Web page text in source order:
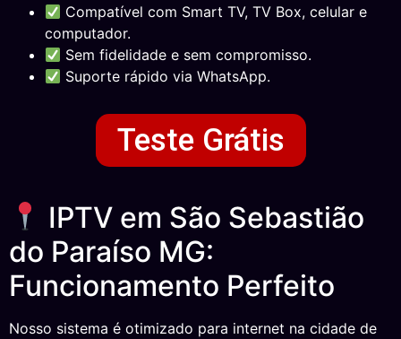
Compatível com Smart TV, TV Box, celular e
computador.
Sem fidelidade e sem compromisso.
Suporte rápido via WhatsApp.
Teste Grátis
IPTV em São Sebastião
do Paraíso MG:
Funcionamento Perfeito
Nosso sistema é otimizado para internet na cidade de